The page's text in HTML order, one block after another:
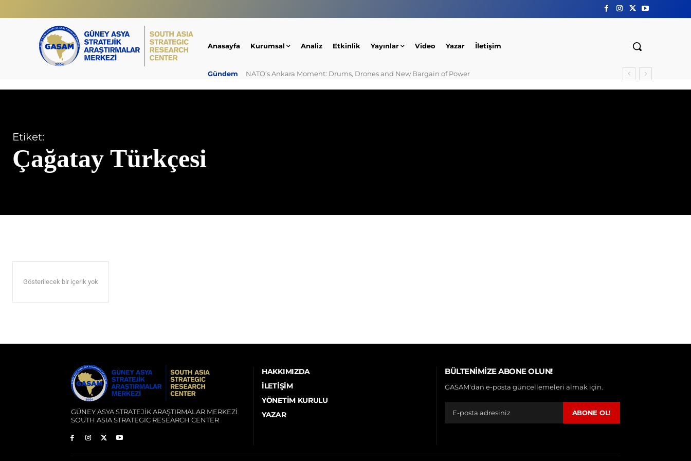
Anasayfa Kurumsal Analiz Etkinlik Yayınlar Video Yazar İletişim
Gündem NATO’s Ankara Moment: Drums, Drones and New Bargain of Power
Etiket:
Çağatay Türkçesi
Gösterilecek bir içerik yok
GÜNEY ASYA STRATEJİK ARAŞTIRMALAR MERKEZİ
SOUTH ASIA STRATEGIC RESEARCH CENTER
HAKKIMIZDA
İLETIŞIM
YÖNETIM KURULU
YAZAR
BÜLTENIMIZE ABONE OLUN!
GASAM'dan e-posta güncellemeleri almak için.
ABONE OL!